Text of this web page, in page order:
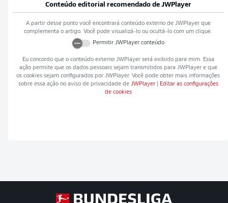
Conteúdo editorial recomendado de JWPlayer
A partir desse ponto você encontrará conteúdo externo de JWPlayerque
complementa o artigo. Você pode visualizá-lo ou ocultá-lo com um clique.
Permitir JWPlayerconteúdo
Eu concordo que o conteúdo externo JWPlayerserá exibido para mim. Essa
ação permite que os dados pessoais sejam transmitidos para JWPlayere que
os cookies sejam configurados por JWPlayer. Você pode obter mais informações
sobre essa ação no aviso de privacidade de JWPlayer
Editar as configurações
de cookies